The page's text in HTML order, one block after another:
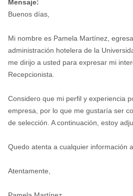
Mensaje:
Buenos días,
Mi nombre es Pamela Martínez,
administración hotelera de la
me dirijo a usted para expresar mi
Recepcionista.
Considero que mi perfil y experiencia
empresa, por lo que me gustaría ser
de selección. A continuación, estoy
Quedo atenta a cualquier información
Atentamente,